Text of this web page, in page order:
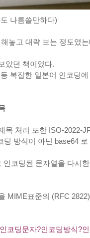
나름쓸만하다)
놓고 대략 보는 정도였
았던 책이었다.
복잡한 일본어 인코딩
목 처리 또한 ISO-2022-
딩 방식이 아닌 base64
인코딩된 문자열을 다시
MIME표준의 (RFC
인코딩문자?인코딩방식?